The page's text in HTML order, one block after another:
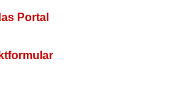
Portal